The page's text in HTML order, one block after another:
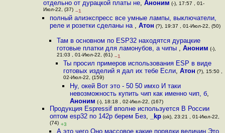
отдельно от дурацкой платы не, Аноним (-), 17:57 , 01-
Июл-22, (37) –1
полный алиэкспресс все умные лампы, выключатели,
реле и розетки сделаны на ,Атон (?), 19:37 , 01-Июл-22, (50)
Там в основном по ESP32 находятся дурацкие
готовые платки для ламонубов, а чипы , Аноним (-),
21:03 , 01-Июл-22, (61) –1
Ты просил примеров использования ESP в виде
готовых изделий я дал их тебе Если, Атон (?), 15:50 ,
02-Июл-22, (159)
Ну, окей Вот это - 50 50 имхо И таки
невозможность купить чип как именно чип, б,
Аноним (-), 18:18 , 02-Июл-22, (167)
Продукция Espressif вполне используется В России
оптом esp32 по 142р берем Без, _kp (ok), 23:21 , 01-Июл-22,
(74) +3
А это чего Оно массовое какие порядки величин Это